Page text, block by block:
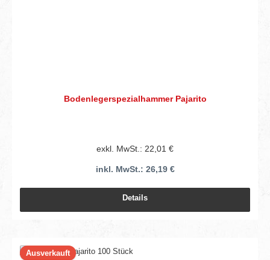
Bodenlegerspezialhammer Pajarito
exkl. MwSt.: 22,01 €
inkl. MwSt.: 26,19 €
Details
Ausverkauft